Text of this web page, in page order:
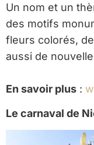
Un nom et un
des motifs
fleurs colorés,
aussi de
En savoir plus :
Le carnaval de